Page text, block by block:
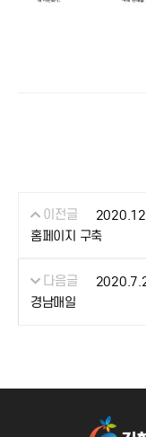
이전글
홈페이지 구축
다음글
경남매일